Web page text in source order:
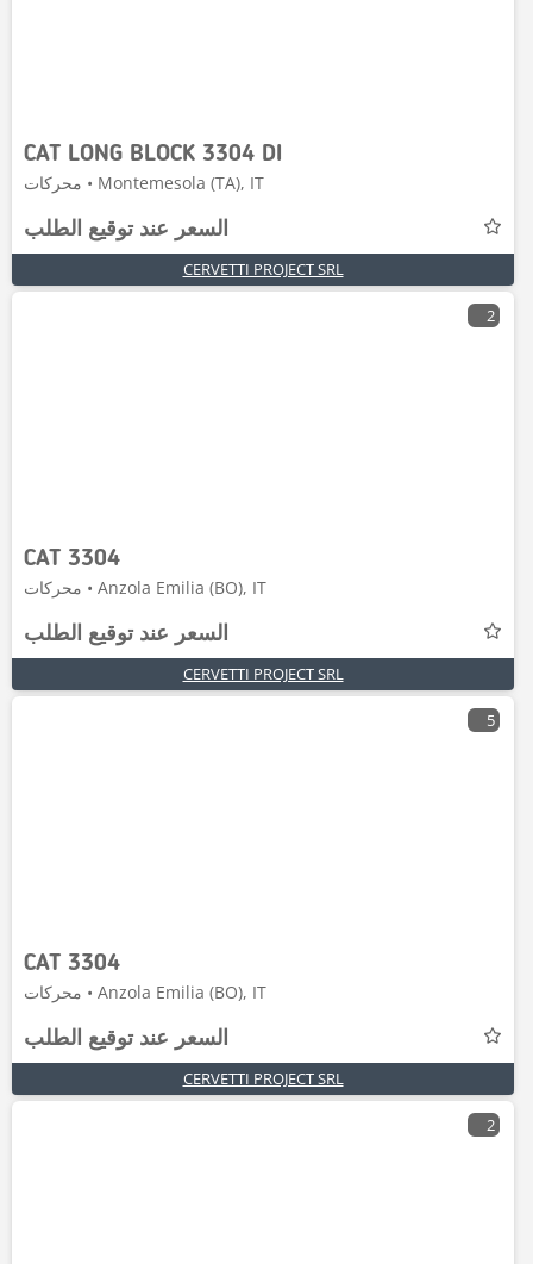
CAT LONG BLOCK 3304 DI
محركات • Montemesola (TA), IT
السعر عند توقيع الطلب
CERVETTI PROJECT SRL
2
CAT 3304
محركات • Anzola Emilia (BO), IT
السعر عند توقيع الطلب
CERVETTI PROJECT SRL
5
CAT 3304
محركات • Anzola Emilia (BO), IT
السعر عند توقيع الطلب
CERVETTI PROJECT SRL
2